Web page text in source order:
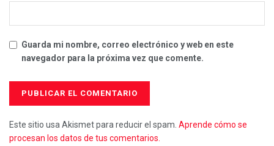
Guarda mi nombre, correo electrónico y web en este
navegador para la próxima vez que comente.
Este sitio usa Akismet para reducir el spam. Aprende cómo se
procesan los datos de tus comentarios.